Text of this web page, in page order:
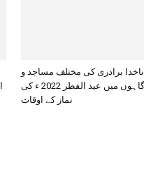
ناخدا برادری کی مختلف مساجد و
عیدگاہوں میں عید الفطر 2022 ء کی
نماز کے اوقات